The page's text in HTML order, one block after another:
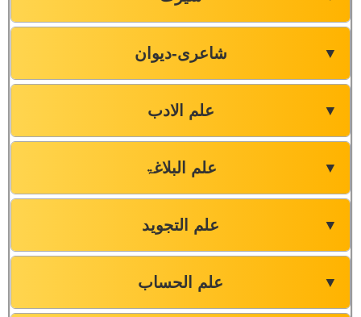
شاعری-دیوان ▼
علم الادب ▼
علم البلاغۃ ▼
علم التجوید ▼
علم الحساب ▼